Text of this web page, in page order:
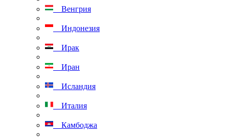
Венгрия
Индонезия
Ирак
Иран
Исландия
Италия
Камбоджа